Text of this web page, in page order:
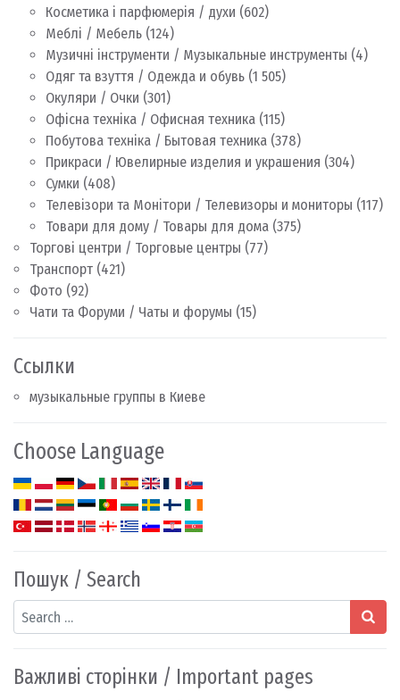
Косметика і парфюмерія / духи (602)
Меблі / Мебель (124)
Музичні інструменти / Музыкальные инструменты (4)
Одяг та взуття / Одежда и обувь (1 505)
Окуляри / Очки (301)
Офісна техніка / Офисная техника (115)
Побутова техніка / Бытовая техника (378)
Прикраси / Ювелирные изделия и украшения (304)
Сумки (408)
Телевізори та Монітори / Телевизоры и мониторы (117)
Товари для дому / Товары для дома (375)
Торгові центри / Торговые центры (77)
Транспорт (421)
Фото (92)
Чати та Форуми / Чаты и форумы (15)
Ссылки
музыкальные группы в Киеве
Choose Language
Пошук / Search
Search
Важливі сторінки / Important pages